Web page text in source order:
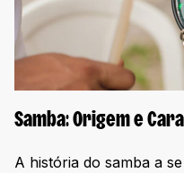
Samba: Origem e
A história do samba a